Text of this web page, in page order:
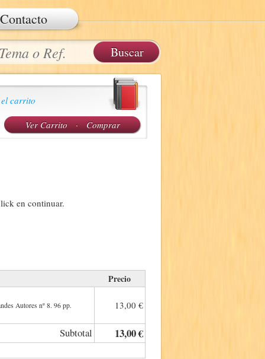
Contacto
carrito
Ver Carrito · Comprar
en continuar.
Precio
Autores nº 8. 96 pp. 13,00 €
Subtotal 13,00 €